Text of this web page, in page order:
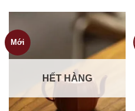
Mới
HẾT HÀNG